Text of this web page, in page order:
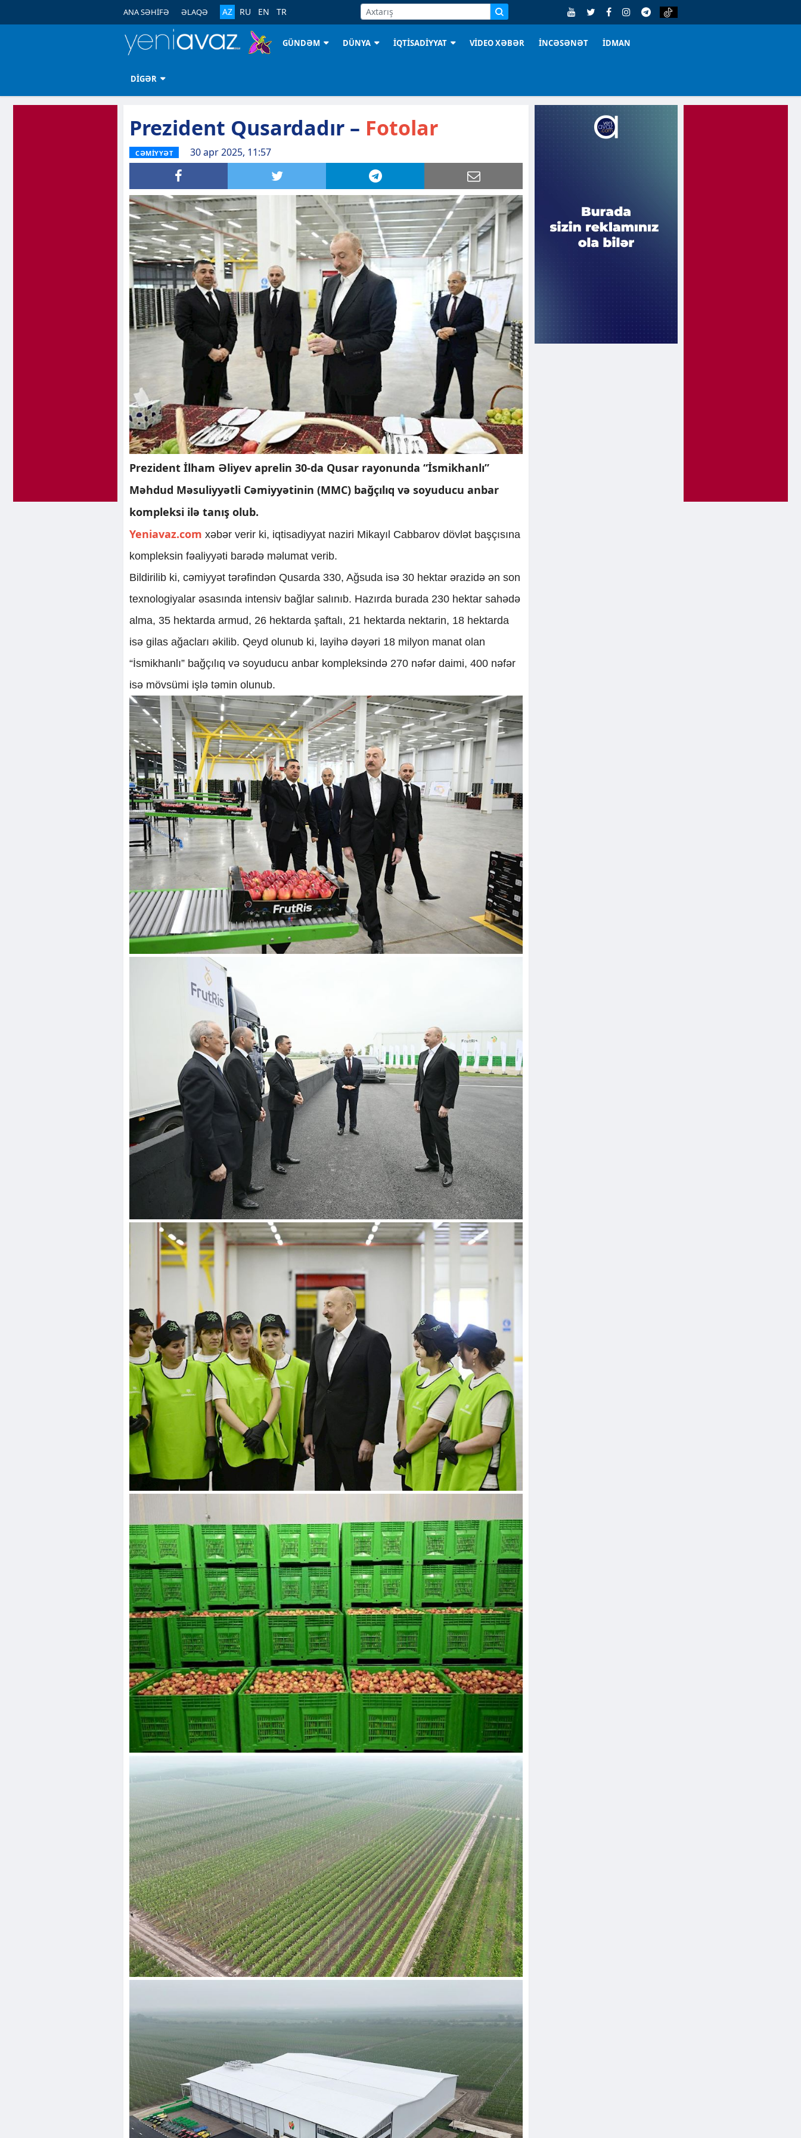
ANA SƏHİFƏ ƏLAQƏ AZ RU EN TR
GÜNDƏM DÜNYA İQTİSADİYYAT VİDEO XƏBƏR İNCƏSƏNƏT İDMAN
DİGƏR
Prezident Qusardadır – Fotolar
CƏMİYYƏT 30 apr 2025, 11:57
Prezident İlham Əliyev aprelin 30-da Qusar rayonunda “İsmikhanlı”
Məhdud Məsuliyyətli Cəmiyyətinin (MMC) bağçılıq və soyuducu anbar
kompleksi ilə tanış olub.
Yeniavaz.com xəbər verir ki, iqtisadiyyat naziri Mikayıl Cabbarov dövlət başçısına
kompleksin fəaliyyəti barədə məlumat verib.
Bildirilib ki, cəmiyyət tərəfindən Qusarda 330, Ağsuda isə 30 hektar ərazidə ən son
texnologiyalar əsasında intensiv bağlar salınıb. Hazırda burada 230 hektar sahədə
alma, 35 hektarda armud, 26 hektarda şaftalı, 21 hektarda nektarin, 18 hektarda
isə gilas ağacları əkilib. Qeyd olunub ki, layihə dəyəri 18 milyon manat olan
“İsmikhanlı” bağçılıq və soyuducu anbar kompleksində 270 nəfər daimi, 400 nəfər
isə mövsümi işlə təmin olunub.